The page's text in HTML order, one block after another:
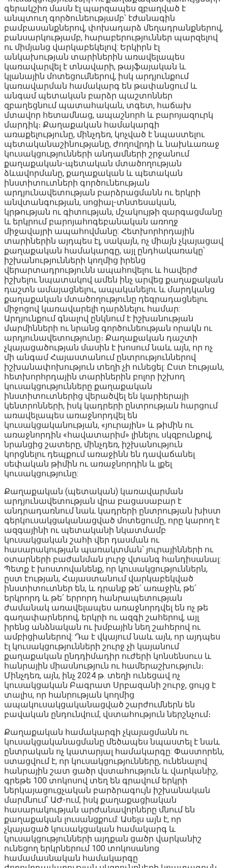
գերակշիռ մասն էլ պարզապես զբաղված է
անպտուղ գործունեությամբ՝ էժանագին
բամբասանքներով, փոխադարձ մեղադրանքներով,
բանսարկությամբ, հարաբերություններ պարզելով
ու միմյանց վարկաբեկելով: Երկիրն էլ
անկախության տարիներին առավելապես
կառավարվել է տնավարի, թայֆայական և
կլանային մոտեցումներով, իսկ արդյունքում
կառավարման համակարգ են թափանցում և
անգամ պետական բարձր պաշտոններ
զբաղեցնում պատահական, տգետ, հաճախ
մտավոր հետամնաց, ապաշնորհ և բարոյազուրկ
մարդիկ։ Քաղաքական համակարգի
առաքելությունը, մինչդեռ, կոչված է նպաստելու
պետականաշինությանը, ժողովրդի և նախևառաջ
կուսակցությունների անդամների շրջանում
քաղաքական-պետական մտածողության
ձևավորմանը, քաղաքական և պետական
ինստիտուտների գործունեության
արդյունավետության բարձրացմանն ու երկրի
անվտանգության, սոցիալ-տնտեսական,
կրթության ու գիտության, մշակույթի զարգացմանը
և երկրում բարոյահոգեբանական առողջ
միջավայրի ապահովմանը: Հետխորհրդային
տարիներին այդպես էլ, սակայն, ոչ միայն չկայացավ
քաղաքական համակարգը, այլ ընդհակառակը՝
իշխանությունների կողմից իրենց
վերարտադրությունն ապահովելու և հավերժ
իշխելու նպատակով ամեն ինչ արվեց քաղաքական
դաշտն ամայացնելու, ապականելու և մարդկանց
քաղաքական մտածողությունը դեգրադացնելու
միջոցով կառավարելի դարձնելու համար:
Արդյունքում գնալով ընկնում է իշխանության
մարմինների ու նրանց գործունեության որակն ու
արդյունավետությունը։ Քաղաքական դաշտի
չկայացածության մասին է խոսում նաև այն, որ ոչ
մի անգամ Հայաստանում ընտրություններով
իշխանափոխություն տեղի չի ունեցել: Ըստ էության,
հետխորհրդային տարիներին բոլոր իշխող
կուսակցությունները քաղաքական
ինստիտուտներից վերածվել են կարիերայի
կենտրոնների, իսկ կադրերի ընտրության հարցում
առավելապես առաջնորդվել են
կուսակցականության, «յուրային» և թիմին ու
առաջնորդին «հավատարիմ» լինելու սկզբունքով,
նրանցից շատերը, մինչդեռ, իշխանություն
կորցնելու դեպքում առաջինն են դավաճանել
սեփական թիմին ու առաջնորդին և լքել
կուսակցությունը:
Քաղաքական (պետական) կառավարման
արդյունավետության վրա բացասաբար է
անդրադառնում նաև կադրերի ընտրության խիստ
գերկուսակցականացված մոտեցումը, որը կարող է
ազգայինի ու պետականի նկատմամբ
կուսակցական շահի վեր դասման ու
հասարակության պառակտման՝ յուրայինների ու
օտարների բաժանման լուրջ վտանգ հանդիսանալ:
Պետք է խոստովանենք, որ կուսակցություններն,
ըստ էության, Հայաստանում վարկաբեկված
ինստիտուտներ են, և դրանք թե՛ առաջին, թե՛
երկրորդ և թե՛ երրորդ հանրապետության
ժամանակ առավելապես առաջնորդվել են ոչ թե
գաղափարներով, երկրի ու ազգի շահերով, այլ
իրենց անձնական ու խմբային նեղ շահերով ու
ամբիցիաներով: Դա է վկայում նաև այն, որ այդպես
էլ կուսակցությունների շուրջ չի կայանում
քաղաքական ընդդիմադիր ուժերի կոնսենսուս և
հանրային միասնություն ու համերաշխություն։
Մինչդեռ, այն, ինչ 2024 թ. տեղի ունեցավ ոչ
կուսակցական Բագրատ Սրբազանի շուրջ, ցույց է
տալիս, որ հանրության կողմից
ապակուսակցականացված շարժումներն են
բավական ընդունվում, վստահություն ներշնչում։
Քաղաքական համակարգի չկայացմանն ու
կուսակցականացմանը մեծապես նպաստել է նաև
ընտրական ոչ կատարյալ համակարգը: Փաստորեն,
ստացվում է, որ կուսակցությունները, ունենալով
հանրային շատ ցածր վստահություն և վարկանիշ,
գրեթե 100 տոկոսով տեղ են գրավում երկրի
ներկայացուցչական բարձրագույն իշխանական
մարմնում՝ ԱԺ-ում, իսկ քաղաքացիական
հասարակության արժանավորները մնում են
քաղաքական լուսանցքում: Ասելս այն է, որ
չկայացած կուսակցական համակարգ և
կուսակցությունների այդքան ցածր վարկանիշ
ունեցող երկրներում 100 տոկոսանոց
համամասնական համակարգը